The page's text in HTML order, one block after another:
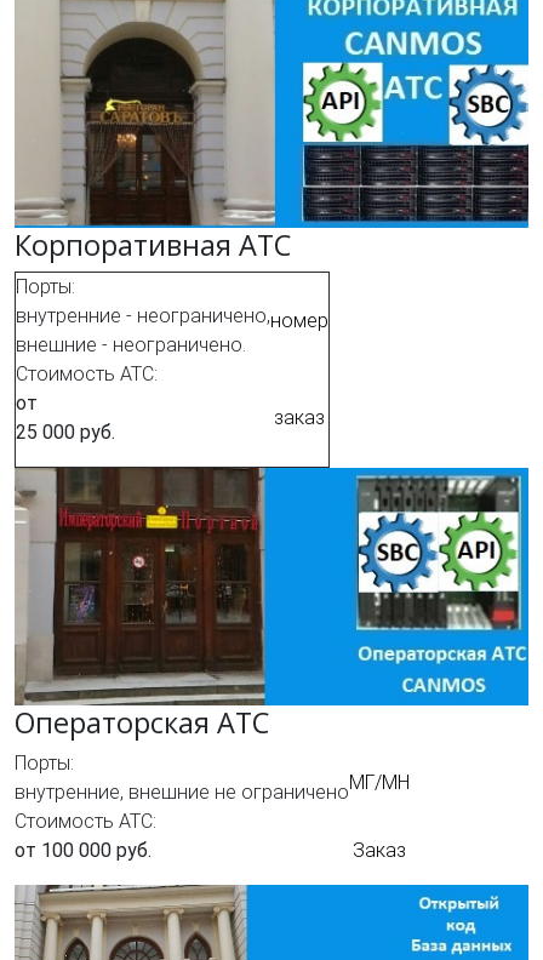
Корпоративная АТС
Порты:
внутренние - неограничено,
внешние - неограничено.
Стоимость АТС:
от
25 000 руб.
номер
заказ
Операторская АТС
Порты:
внутренние, внешние не ограничено
Стоимость АТС:
от 100 000 руб.
МГ/МН
Заказ